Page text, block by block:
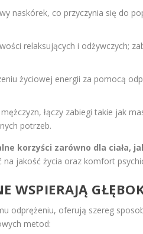
naskórek, co przyczynia się do
relaksujących i odżywczych;
życiowej energii za pomocą
łączy zabiegi takie jak
potrzeb.
korzyści zarówno dla ciała,
jakość życia oraz komfort
WSPIERAJĄ
odprężeniu, oferują szereg
metod: